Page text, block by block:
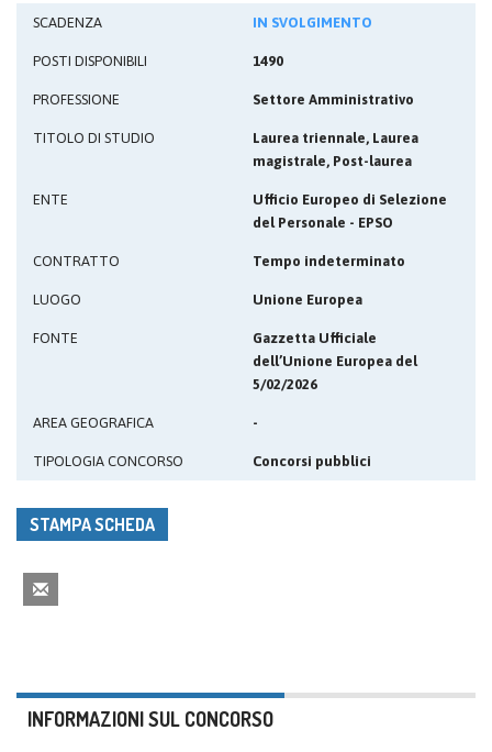
SCADENZA IN SVOLGIMENTO
POSTI DISPONIBILI 1490
PROFESSIONE Settore Amministrativo
TITOLO DI STUDIO
Laurea triennale, Laurea
magistrale, Post-laurea
ENTE
Ufficio Europeo di Selezione
del Personale - EPSO
CONTRATTO Tempo indeterminato
LUOGO Unione Europea
FONTE
Gazzetta Ufficiale
dell’Unione Europea del
5/02/2026
AREA GEOGRAFICA -
TIPOLOGIA CONCORSO Concorsi pubblici
STAMPA SCHEDA
INFORMAZIONI SUL CONCORSO